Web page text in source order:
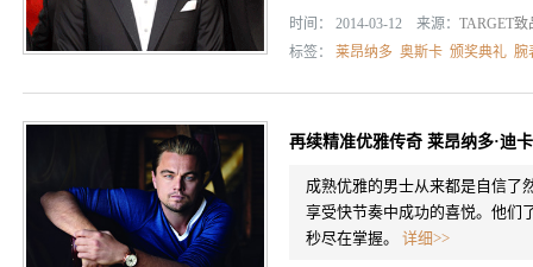
时间： 2014-03-12 来源： TARGET致
标签： 莱昂纳多 奥斯卡 颁奖典礼 腕
再续精准优雅传奇 莱昂纳多·迪
成熟优雅的男士从来都是自信了
享受快节奏中成功的喜悦。他们
秒尽在掌握。 详细>>